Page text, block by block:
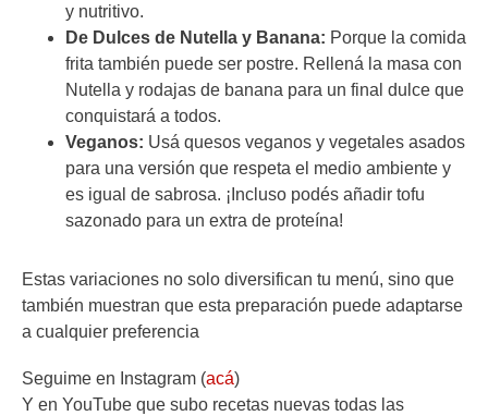
y nutritivo.
De Dulces de Nutella y Banana: Porque la comida
frita también puede ser postre. Rellená la masa con
Nutella y rodajas de banana para un final dulce que
conquistará a todos.
Veganos: Usá quesos veganos y vegetales asados
para una versión que respeta el medio ambiente y
es igual de sabrosa. ¡Incluso podés añadir tofu
sazonado para un extra de proteína!
Estas variaciones no solo diversifican tu menú, sino que
también muestran que esta preparación puede adaptarse
a cualquier preferencia
Seguime en Instagram (acá)
Y en YouTube que subo recetas nuevas todas las